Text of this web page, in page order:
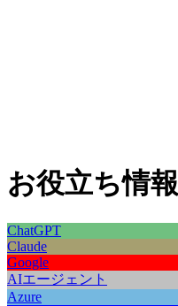
お役立ち情報
ChatGPT
Claude
Google
AIエージェント
Azure